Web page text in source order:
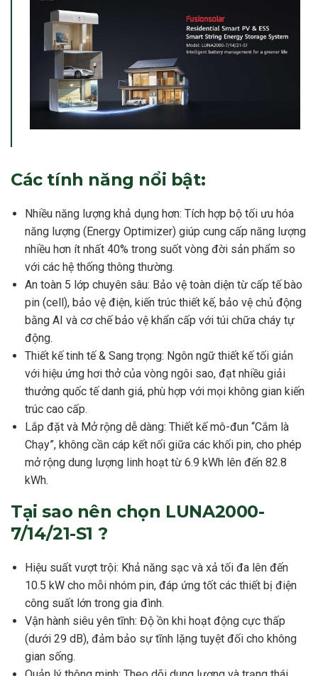
Các tính năng nổi bật:
Nhiều năng lượng khả dụng hơn: Tích hợp bộ tối ưu hóa
năng lượng (Energy Optimizer) giúp cung cấp năng lượng
nhiều hơn ít nhất 40% trong suốt vòng đời sản phẩm so
với các hệ thống thông thường.
An toàn 5 lớp chuyên sâu: Bảo vệ toàn diện từ cấp tế bào
pin (cell), bảo vệ điện, kiến trúc thiết kế, bảo vệ chủ động
bằng AI và cơ chế bảo vệ khẩn cấp với túi chữa cháy tự
động.
Thiết kế tinh tế & Sang trọng: Ngôn ngữ thiết kế tối giản
với hiệu ứng hơi thở của vòng ngôi sao, đạt nhiều giải
thưởng quốc tế danh giá, phù hợp với mọi không gian kiến
trúc cao cấp.
Lắp đặt và Mở rộng dễ dàng: Thiết kế mô-đun “Cắm là
Chạy”, không cần cáp kết nối giữa các khối pin, cho phép
mở rộng dung lượng linh hoạt từ 6.9 kWh lên đến 82.8
kWh.
Tại sao nên chọn LUNA2000-
7/14/21-S1 ?
Hiệu suất vượt trội: Khả năng sạc và xả tối đa lên đến
10.5 kW cho mỗi nhóm pin, đáp ứng tốt các thiết bị điện
công suất lớn trong gia đình.
Vận hành siêu yên tĩnh: Độ ồn khi hoạt động cực thấp
(dưới 29 dB), đảm bảo sự tĩnh lặng tuyệt đối cho không
gian sống.